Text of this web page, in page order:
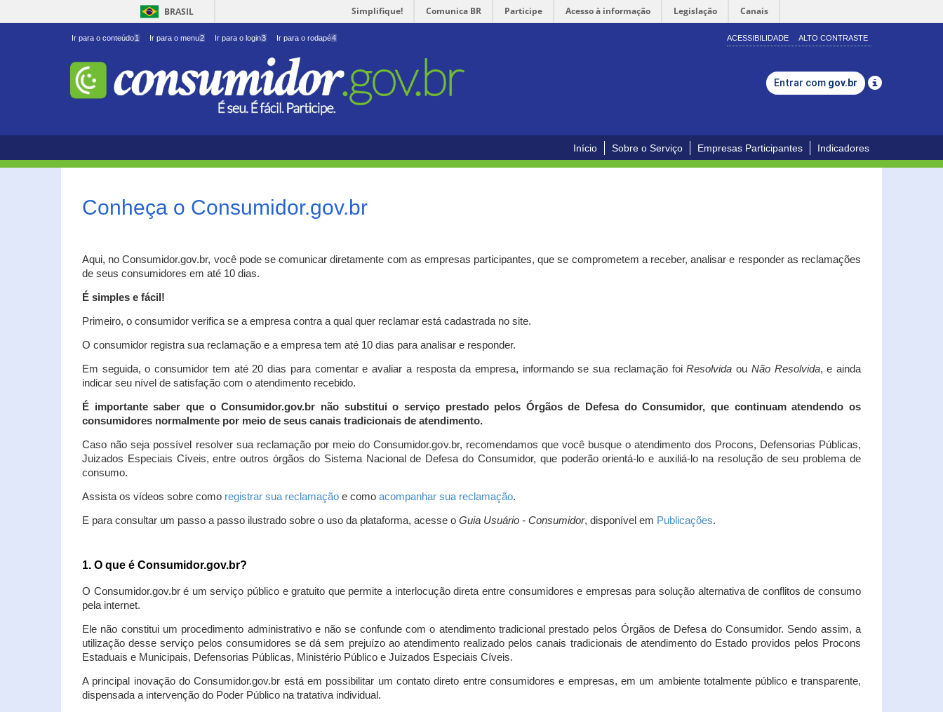
BRASIL Simplifique! Comunica BR Participe Acesso à informação Legislação Canais
Ir para o conteúdo1 Ir para o menu2 Ir para o login3 Ir para o rodapé4 ACESSIBILIDADE ALTO CONTRASTE
Entrar com gov.br
Início Sobre o Serviço Empresas Participantes Indicadores
Conheça o Consumidor.gov.br
Aqui, no Consumidor.gov.br, você pode se comunicar diretamente com as empresas participantes, que se comprometem a receber, analisar e responder as reclamações
de seus consumidores em até 10 dias.
É simples e fácil!
Primeiro, o consumidor verifica se a empresa contra a qual quer reclamar está cadastrada no site.
O consumidor registra sua reclamação e a empresa tem até 10 dias para analisar e responder.
Em seguida, o consumidor tem até 20 dias para comentar e avaliar a resposta da empresa, informando se sua reclamação foiResolvida ou Não Resolvida, e ainda
indicar seu nível de satisfação com o atendimento recebido.
É importante saber que o Consumidor.gov.br não substitui o serviço prestado pelos Órgãos de Defesa do Consumidor, que continuam atendendo os
consumidores normalmente por meio de seus canais tradicionais de atendimento.
Caso não seja possível resolver sua reclamação por meio do Consumidor.gov.br, recomendamos que você busque o atendimento dos Procons, Defensorias Públicas,
Juizados Especiais Cíveis, entre outros órgãos do Sistema Nacional de Defesa do Consumidor, que poderão orientá-lo e auxiliá-lo na resolução de seu problema de
consumo.
Assista os vídeos sobre como registrar sua reclamação e como acompanhar sua reclamação.
E para consultar um passo a passo ilustrado sobre o uso da plataforma, acesse o Guia Usuário - Consumidor, disponível em Publicações.
1. O que é Consumidor.gov.br?
O Consumidor.gov.br é um serviço público e gratuito que permite a interlocução direta entre consumidores e empresas para solução alternativa de conflitos de consumo
pela internet.
Ele não constitui um procedimento administrativo e não se confunde com o atendimento tradicional prestado pelos Órgãos de Defesa do Consumidor. Sendo assim, a
utilização desse serviço pelos consumidores se dá sem prejuízo ao atendimento realizado pelos canais tradicionais de atendimento do Estado providos pelos Procons
Estaduais e Municipais, Defensorias Públicas, Ministério Público e Juizados Especiais Cíveis.
A principal inovação do Consumidor.gov.br está em possibilitar um contato direto entre consumidores e empresas, em um ambiente totalmente público e transparente,
dispensada a intervenção do Poder Público na tratativa individual.